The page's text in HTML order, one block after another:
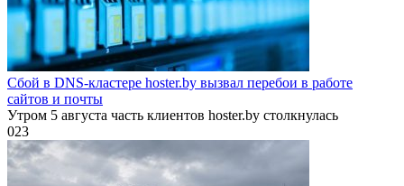
Сбой в DNS-кластере hoster.by вызвал перебои в работе
сайтов и почты
Утром 5 августа часть клиентов hoster.by столкнулась
023